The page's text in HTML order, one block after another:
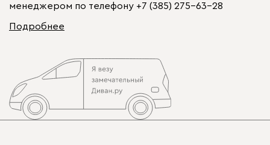
менеджером по телефону +7 (385) 275-63-28
Подробнее